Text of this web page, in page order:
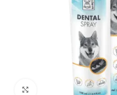
Click to enlarge